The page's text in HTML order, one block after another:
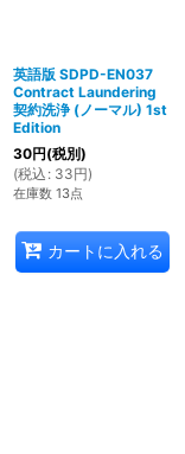
英語版 SDPD-EN037
Contract Laundering
契約洗浄 (ノーマル) 1st
Edition
30円(税別)
(税込 : 33円)
在庫数 13点
カートに入れる